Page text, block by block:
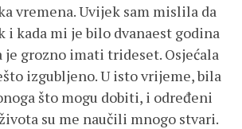
vremena. Uvijek sam mislila da
i kada mi je bilo dvanaest godina
je grozno imati trideset. Osjećala
izgubljeno. U isto vrijeme, bila
što mogu dobiti, i određeni
su me naučili mnogo stvari.